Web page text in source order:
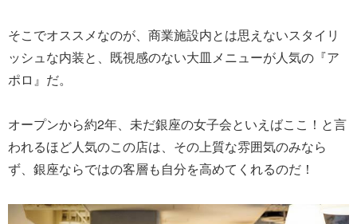
そこでオススメなのが、商業施設内とは思えないスタイリ
ッシュな内装と、既視感のない大皿メニューが人気の『ア
ポロ』だ。
オープンから約2年、未だ銀座の女子会といえばここ！と言
われるほど人気のこの店は、その上質な雰囲気のみなら
ず、銀座ならではの客層も自分を高めてくれるのだ！